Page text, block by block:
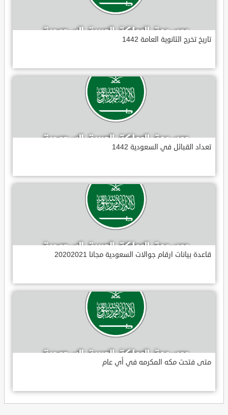
تاريخ تخرج الثانوية العامة 1442
تعداد القبائل في السعودية 1442
قاعدة بيانات ارقام جوالات السعودية مجانا 20202021
متى فتحت مكه المكرمه في أي عام